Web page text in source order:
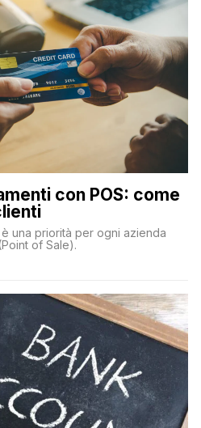
con POS: come
una priorità per ogni azienda
of Sale).